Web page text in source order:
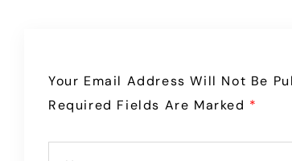
Your Email Address Will Not Be
Required Fields Are Marked *